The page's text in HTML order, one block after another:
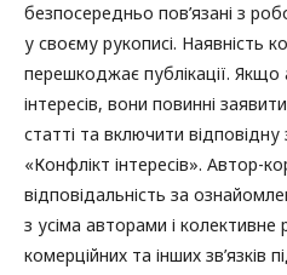
безпосередньо пов’язані з
у своєму рукописі. Наявність
перешкоджає публікації.
інтересів, вони повинні
статті та включити
«Конфлікт інтересів». Автор-
відповідальність за
з усіма авторами і колективне
комерційних та інших зв’язків